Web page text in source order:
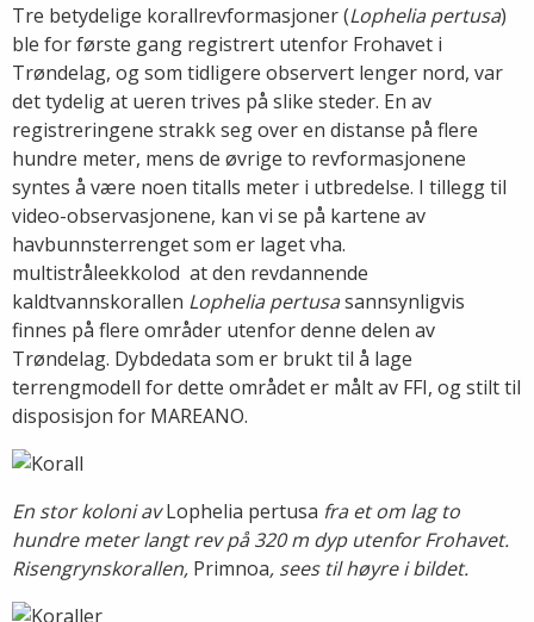
Tre betydelige korallrevformasjoner (Lophelia pertusa)
ble for første gang registrert utenfor Frohavet i
Trøndelag, og som tidligere observert lenger nord, var
det tydelig at ueren trives på slike steder. En av
registreringene strakk seg over en distanse på flere
hundre meter, mens de øvrige to revformasjonene
syntes å være noen titalls meter i utbredelse. I tillegg til
video-observasjonene, kan vi se på kartene av
havbunnsterrenget som er laget vha.
multistråleekkolod at den revdannende
kaldtvannskorallen Lophelia pertusasannsynligvis
finnes på flere områder utenfor denne delen av
Trøndelag. Dybdedata som er brukt til å lage
terrengmodell for dette området er målt av FFI, og stilt til
disposisjon for MAREANO.
En stor koloni avLophelia pertusa fra et om lag to
hundre meter langt rev på 320 m dyp utenfor Frohavet.
Risengrynskorallen, Primnoa, sees til høyre i bildet.